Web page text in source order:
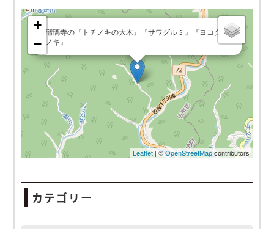
瑠璃寺の『トチノキの大木』『サワグルミ』『ヨコグラノ
カテゴリー